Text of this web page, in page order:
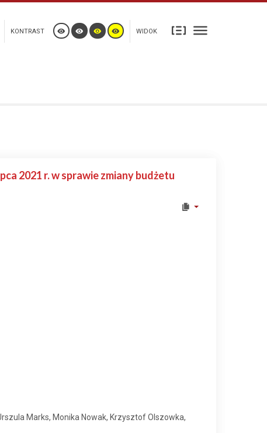
KONTRAST WIDOK
2021 r. w sprawie zmiany budżetu
Marks, Monika Nowak, Krzysztof Olszowka,